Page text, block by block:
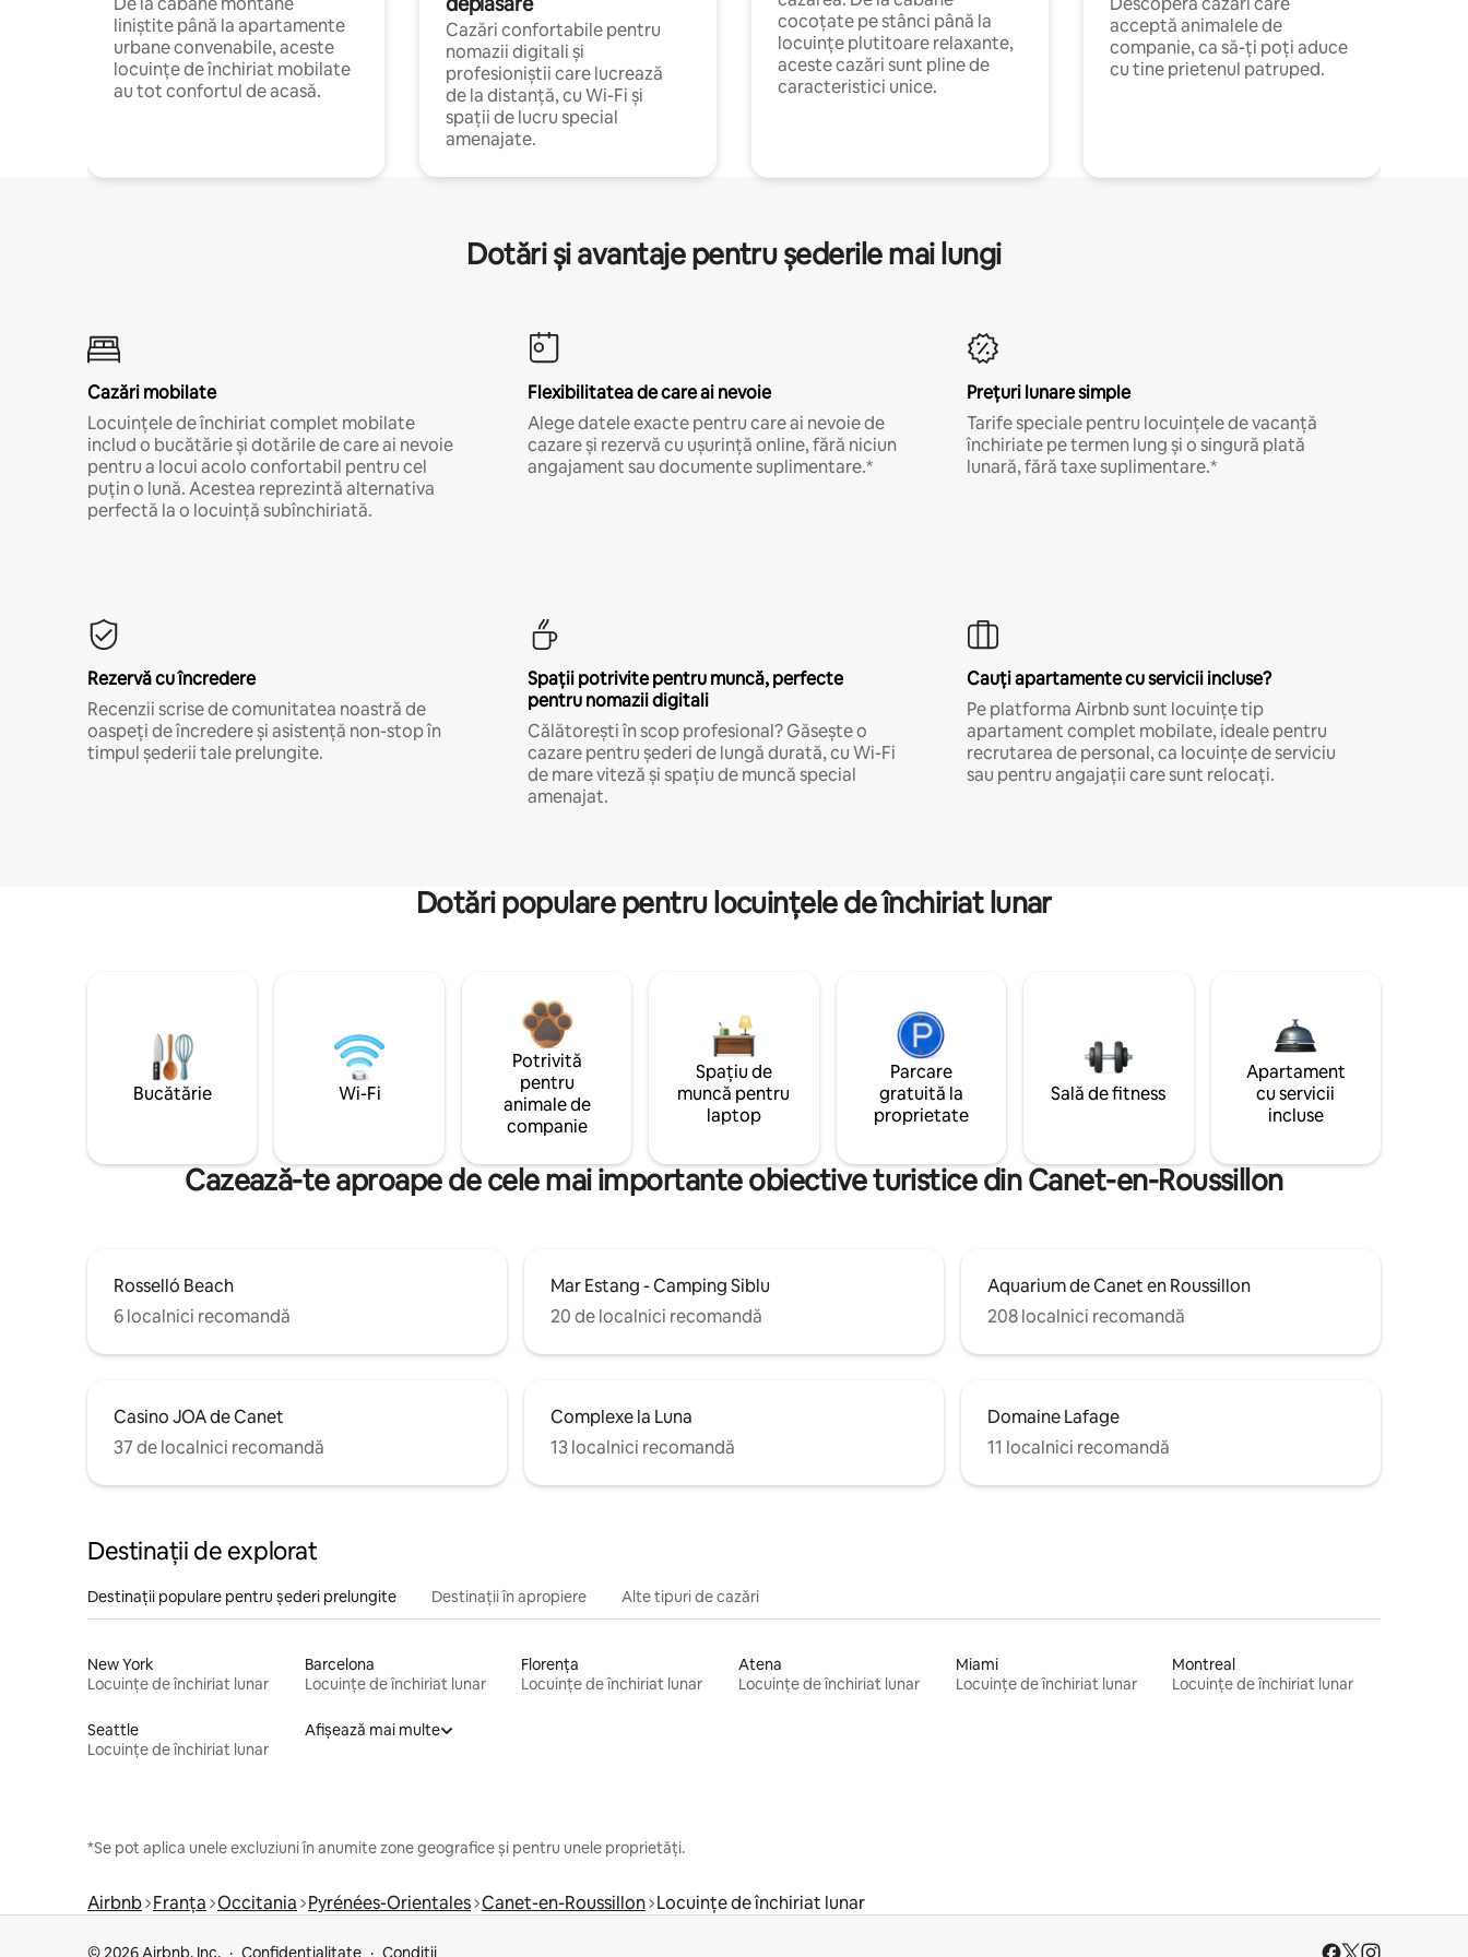
liniștite până la apartamente
urbane convenabile, aceste
locuințe de închiriat mobilate
au tot confortul de acasă.
Cazări confortabile pentru
nomazii digitali și
profesioniștii care lucrează
de la distanță, cu Wi-Fi și
spații de lucru special
amenajate.
cocoțate pe stânci până la
locuințe plutitoare relaxante,
aceste cazări sunt pline de
caracteristici unice.
acceptă animalele de
companie, ca să-ți poți aduce
cu tine prietenul patruped.
Dotări și avantaje pentru șederile mai lungi
Cazări mobilate
Locuințele de închiriat complet mobilate
includ o bucătărie și dotările de care ai nevoie
pentru a locui acolo confortabil pentru cel
puțin o lună. Acestea reprezintă alternativa
perfectă la o locuință subînchiriată.
Flexibilitatea de care ai nevoie
Alege datele exacte pentru care ai nevoie de
cazare și rezervă cu ușurință online, fără niciun
angajament sau documente suplimentare.*
Prețuri lunare simple
Tarife speciale pentru locuințele de vacanță
închiriate pe termen lung și o singură plată
lunară, fără taxe suplimentare.*
Rezervă cu încredere
Recenzii scrise de comunitatea noastră de
oaspeți de încredere și asistență non-stop în
timpul șederii tale prelungite.
Spații potrivite pentru muncă, perfecte
pentru nomazii digitali
Călătorești în scop profesional? Găsește o
cazare pentru șederi de lungă durată, cu Wi-Fi
de mare viteză și spațiu de muncă special
amenajat.
Cauți apartamente cu servicii incluse?
Pe platforma Airbnb sunt locuințe tip
apartament complet mobilate, ideale pentru
recrutarea de personal, ca locuințe de serviciu
sau pentru angajații care sunt relocați.
Dotări populare pentru locuințele de închiriat lunar
Bucătărie Wi-Fi
Potrivită
pentru
animale de
companie
Spațiu de
muncă pentru
laptop
Parcare
gratuită la
proprietate
Sală de fitness
Apartament
cu servicii
incluse
Cazează-te aproape de cele mai importante obiective turistice din Canet-en-Roussillon
Rosselló Beach
6 localnici recomandă
Mar Estang - Camping Siblu
20 de localnici recomandă
Aquarium de Canet en Roussillon
208 localnici recomandă
Casino JOA de Canet
37 de localnici recomandă
Complexe la Luna
13 localnici recomandă
Domaine Lafage
11 localnici recomandă
Destinații de explorat
Destinații populare pentru șederi prelungite Destinații în apropiere Alte tipuri de cazări
New York
Locuințe de închiriat lunar
Barcelona
Locuințe de închiriat lunar
Florența
Locuințe de închiriat lunar
Atena
Locuințe de închiriat lunar
Miami
Locuințe de închiriat lunar
Montreal
Locuințe de închiriat lunar
Seattle
Locuințe de închiriat lunar
Afișează mai multe
*Se pot aplica unele excluziuni în anumite zone geografice și pentru unele proprietăți.
Airbnb Franța Occitania Pyrénées-Orientales Canet-en-Roussillon Locuințe de închiriat lunar
© 2026 Airbnb, Inc. Confidențialitate Condiții